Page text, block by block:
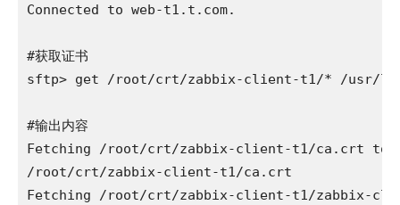
Connected to web-t1.t.com.
#获取证书
sftp> get /root/crt/zabbix-client-t1/* /usr/
#输出内容
Fetching /root/crt/zabbix-client-t1/ca.crt to
/root/crt/zabbix-client-t1/ca.crt
Fetching /root/crt/zabbix-client-t1/zabbix-